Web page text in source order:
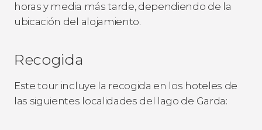
horas y media más tarde, dependiendo de la
ubicación del alojamiento.
Recogida
Este tour incluye la recogida en los hoteles de
las siguientes localidades del lago de Garda: